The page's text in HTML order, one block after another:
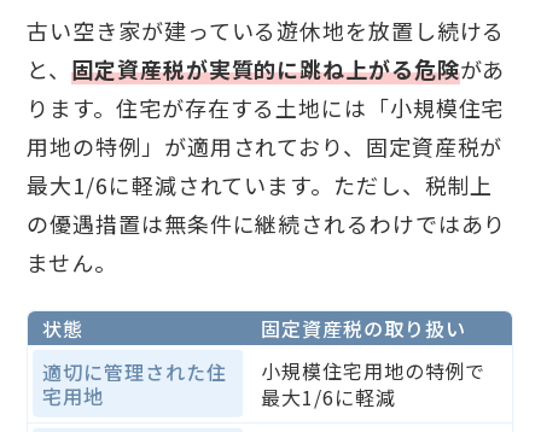
古い空き家が建っている遊休地を放置し続ける
と、固定資産税が実質的に跳ね上がる危険があ
ります。住宅が存在する土地には「小規模住宅
用地の特例」が適用されており、固定資産税が
最大1/6に軽減されています。ただし、税制上
の優遇措置は無条件に継続されるわけではあり
ません。
状態
固定資産税の取り扱い
適切に管理された住
宅用地
小規模住宅用地の特例で
最大1/6に軽減